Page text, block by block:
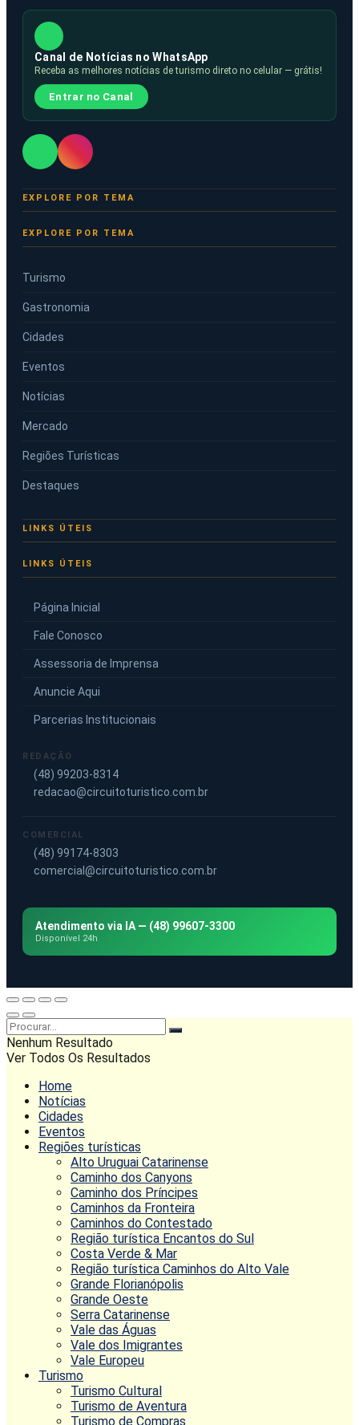
Canal de Notícias no WhatsApp
Receba as melhores notícias de turismo direto no celular — grátis!
Entrar no Canal
EXPLORE POR TEMA
Turismo
Gastronomia
Cidades
Eventos
Notícias
Mercado
Regiões Turísticas
Destaques
LINKS ÚTEIS
Página Inicial
Fale Conosco
Assessoria de Imprensa
Anuncie Aqui
Parcerias Institucionais
REDAÇÃO
(48) 99203-8314
redacao@circuitoturistico.com.br
COMERCIAL
(48) 99174-8303
comercial@circuitoturistico.com.br
Atendimento via IA — (48) 99607-3300
Disponível 24h
Nenhum Resultado
Ver Todos Os Resultados
Home
Notícias
Cidades
Eventos
Regiões turísticas
Alto Uruguai Catarinense
Caminho dos Canyons
Caminho dos Príncipes
Caminhos da Fronteira
Caminhos do Contestado
Região turística Encantos do Sul
Costa Verde & Mar
Região turística Caminhos do Alto Vale
Grande Florianópolis
Grande Oeste
Serra Catarinense
Vale das Águas
Vale dos Imigrantes
Vale Europeu
Turismo
Turismo Cultural
Turismo de Aventura
Turismo de Compras